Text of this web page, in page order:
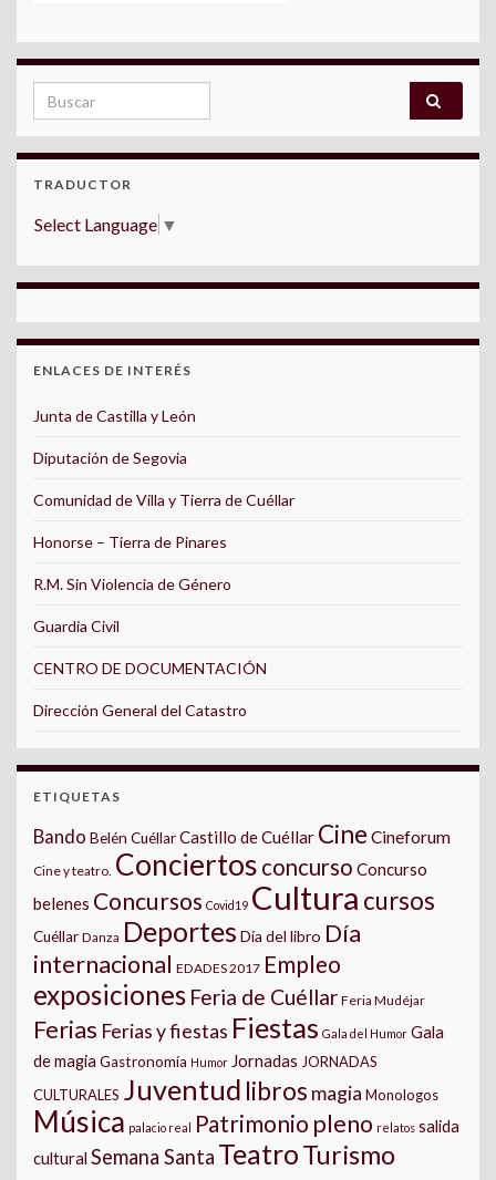
Search for:
TRADUCTOR
Select Language ▼
ENLACES DE INTERÉS
Junta de Castilla y León
Diputación de Segovia
Comunidad de Villa y Tierra de Cuéllar
Honorse – Tierra de Pinares
R.M. Sin Violencia de Género
Guardia Civil
CENTRO DE DOCUMENTACIÓN
Dirección General del Catastro
ETIQUETAS
Bando Belén CuéllarCastillo de Cuéllar Cine Cineforum
Cine y teatro. Conciertos concurso Concurso
belenes Concursos Covid19 Cultura cursos
Cuéllar Danza Deportes Día del libro Día
internacional EDADES 2017 Empleo
exposiciones Feria de Cuéllar Feria Mudéjar
Ferias Ferias y fiestas Fiestas Gala del Humor Gala
de magia Gastronomía Humor Jornadas JORNADAS
CULTURALES Juventud libros magia Monologos
Música palacio real Patrimonio pleno relatos salida
cultural Semana Santa TeatroTurismo